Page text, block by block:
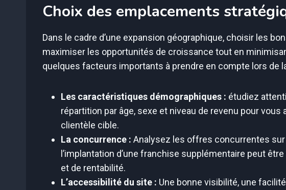
Choix des emplacements
Dans le cadre d’une expansion géographique, choisir les
maximiser les opportunités de croissance tout en
quelques facteurs importants à prendre en compte lors de
Les caractéristiques démographiques : étudiez
répartition par âge, sexe et niveau de revenu pour vous
clientèle cible.
La concurrence : Analysez les offres concurrentes
l’implantation d’une franchise supplémentaire peut
et de rentabilité.
L’accessibilité du site : Une bonne visibilité, une